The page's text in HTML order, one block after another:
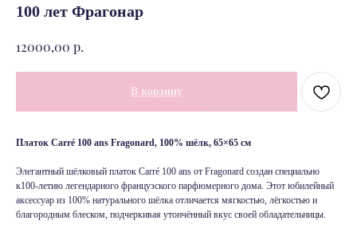
100 лет Фрагонар
12000,00 р.
В корзину
Платок Carré 100 ans Fragonard, 100% шёлк, 65×65 см
Элегантный шёлковый платок Carré 100 ans от Fragonard создан специально
к100‑летию легендарного французского парфюмерного дома. Этот юбилейный
аксессуар из 100% натурального шёлка отличается мягкостью, лёгкостью и
благородным блеском, подчеркивая утончённый вкус своей обладательницы.